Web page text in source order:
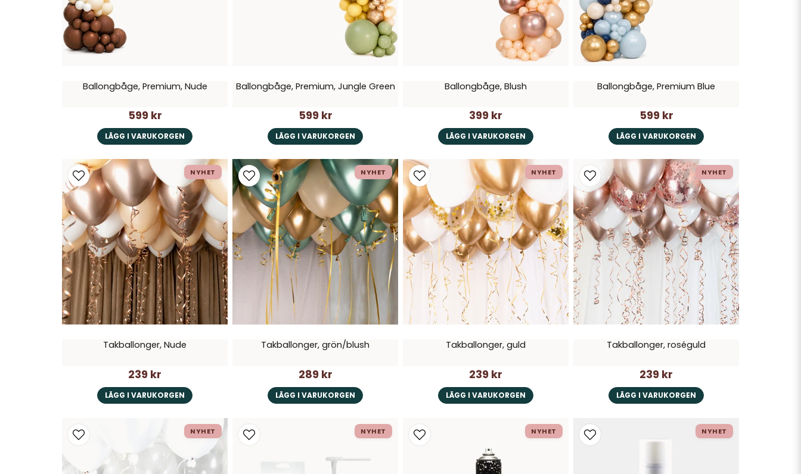
Ballongbåge, Premium, Nude
599 kr
LÄGG I VARUKORGEN
Ballongbåge, Premium, Jungle Green
599 kr
LÄGG I VARUKORGEN
Ballongbåge, Blush
399 kr
LÄGG I VARUKORGEN
Ballongbåge, Premium Blue
599 kr
LÄGG I VARUKORGEN
Takballonger, Nude
239 kr
LÄGG I VARUKORGEN
NYHET
Takballonger, grön/blush
289 kr
LÄGG I VARUKORGEN
NYHET
Takballonger, guld
239 kr
LÄGG I VARUKORGEN
NYHET
Takballonger, roséguld
239 kr
LÄGG I VARUKORGEN
NYHET
NYHET NYHET NYHET NYHET